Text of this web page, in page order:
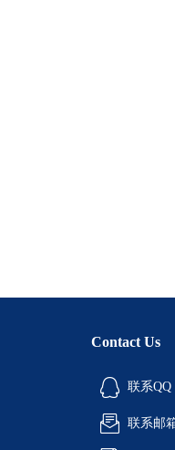
Contact Us
联系QQ
联系邮